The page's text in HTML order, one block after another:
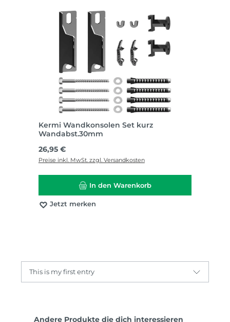
Kermi Wandkonsolen Set kurz
Wandabst.30mm
Regulärer Preis:
26,95 €
Preise inkl. MwSt. zzgl. Versandkosten
In den Warenkorb
Jetzt merken
This is my first entry
Produktgalerie überspringen
Andere Produkte die dich interessieren